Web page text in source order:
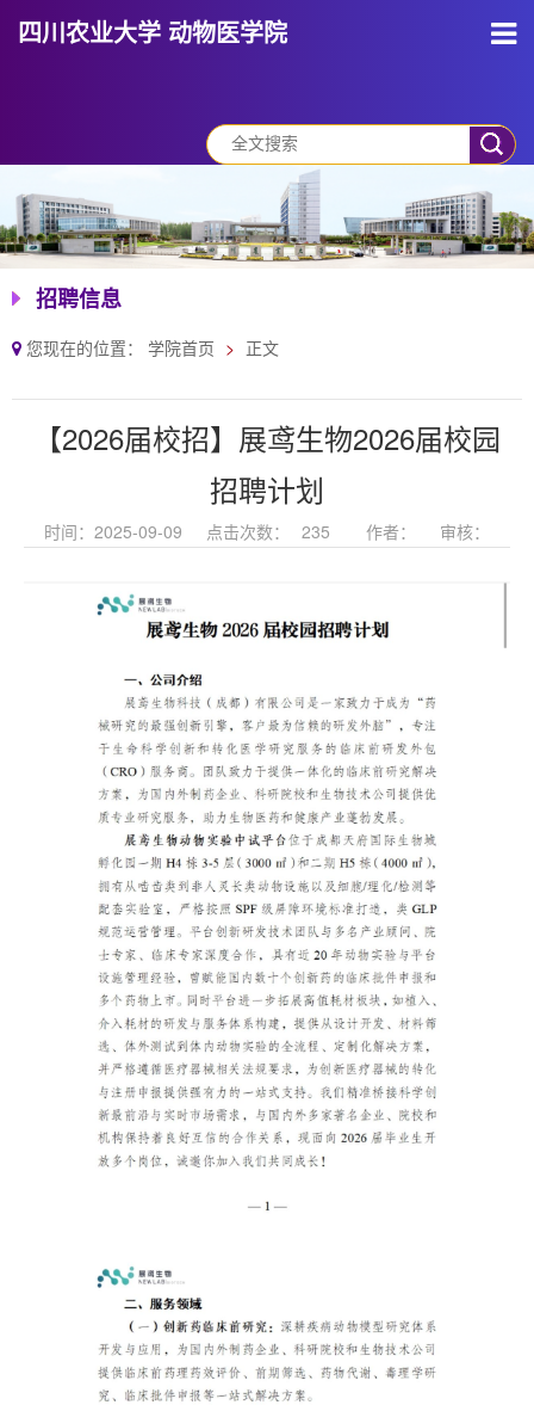
四川农业大学 动物医学院
招聘信息
您现在的位置： 学院首页 正文
【2026届校招】展鸢生物2026届校园
招聘计划
时间：2025-09-09 点击次数： 235 作者： 审核：